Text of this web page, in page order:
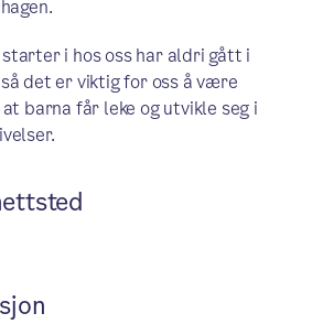
i hos oss har aldri gått i
det er viktig for oss å være
barna får leke og utvikle seg i